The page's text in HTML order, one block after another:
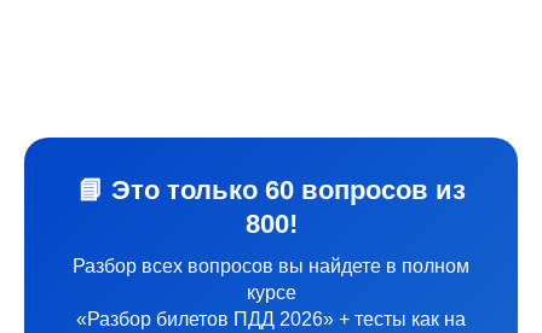
📘 Это только 60 вопросов из
800!
Разбор всех вопросов вы найдете в полном
курсе
«Разбор билетов ПДД 2026» + тесты как на